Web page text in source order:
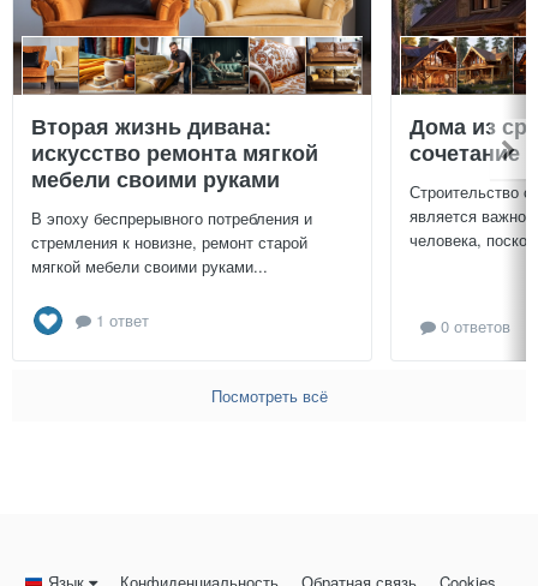
Вторая жизнь дивана:
искусство ремонта мягкой
мебели своими руками
В эпоху беспрерывного потребления и
стремления к новизне, ремонт старой
мягкой мебели своими руками...
1 ответ
Дома из
сочетание
Строительство
является
человека,
0 ответов
Посмотреть всё
Язык Конфиденциальность Обратная связь Cookies